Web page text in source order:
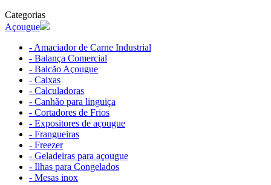
Categorias
Açougue
- Amaciador de Carne Industrial
- Balança Comercial
- Balcão Açougue
- Caixas
- Calculadoras
- Canhão para linguiça
- Cortadores de Frios
- Expositores de açougue
- Frangueiras
- Freezer
- Geladeiras para açougue
- Ilhas para Congelados
- Mesas inox